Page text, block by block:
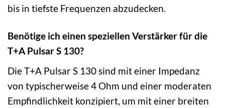
bis in tiefste Frequenzen abzudecken.
Benötige ich einen speziellen Verstärker für die
T+A Pulsar S 130?
Die T+A Pulsar S 130 sind mit einer Impedanz
von typischerweise 4 Ohm und einer moderaten
Empfindlichkeit konzipiert, um mit einer breiten